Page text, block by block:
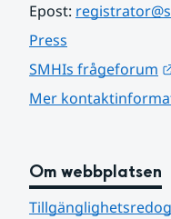
Epost:
Press
SMHIs frågeforum
Mer
Om webbplatsen